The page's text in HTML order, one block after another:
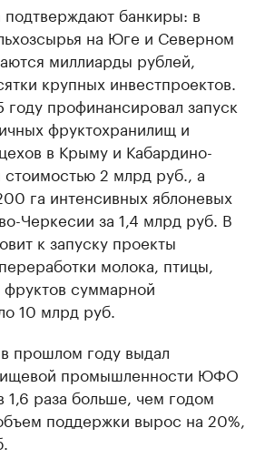
банкиры: в
на Юге и Северном
миллиарды рублей,
крупных инвестпроектов.
профинансировал запуск
фруктохранилищ и
в Крыму и Кабардино-
2 млрд руб., а
га интенсивных яблоневых
Черкесии за 1,4 млрд руб. В
к запуску проекты
молока, птицы,
суммарной
10 млрд руб.
прошлом году выдал
промышленности ЮФО
раза больше, чем годом
поддержки вырос на 20%,